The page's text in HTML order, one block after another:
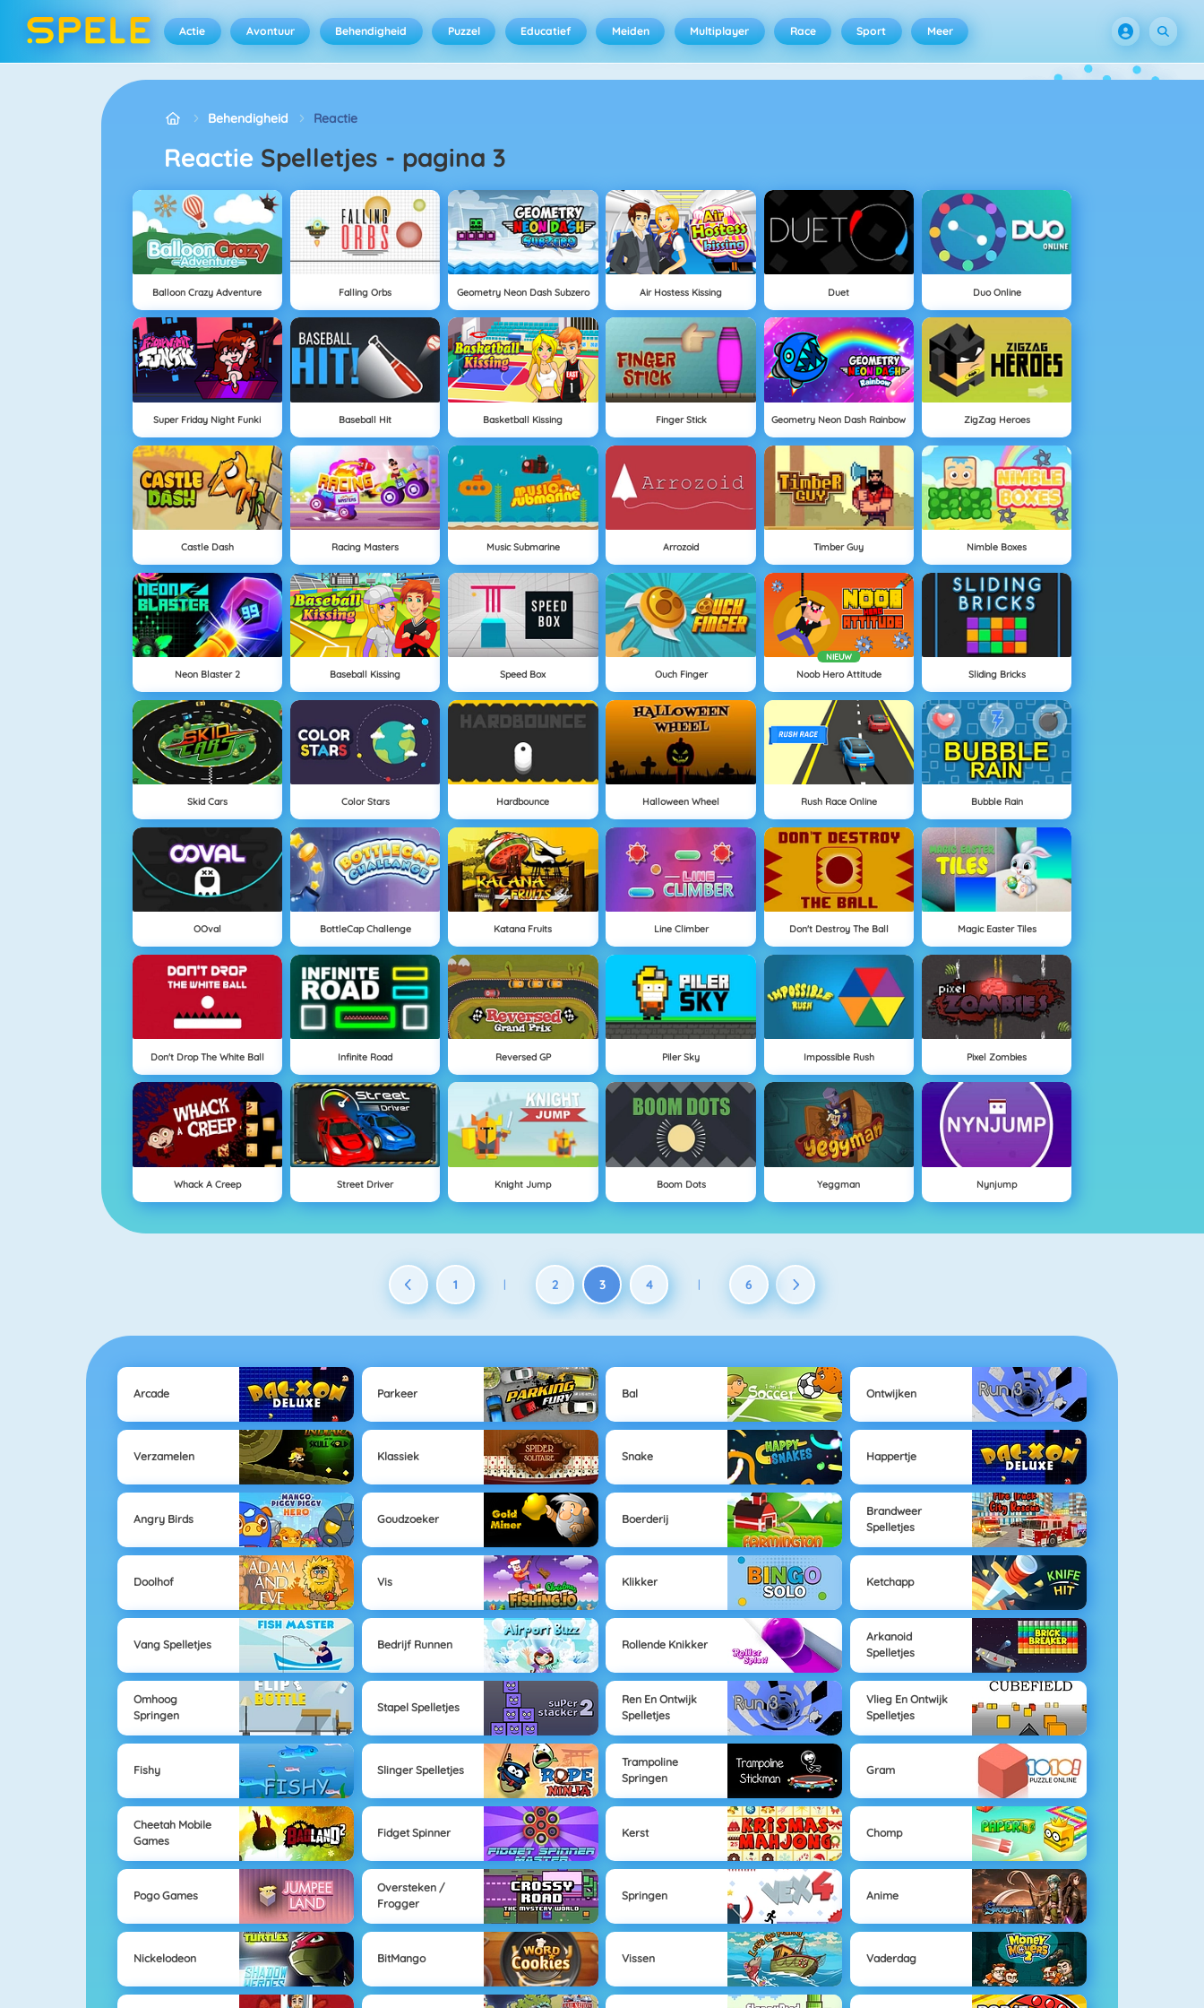
Actie Avontuur Behendigheid Puzzel Educatief Meiden Multiplayer Race Sport Meer
Behendigheid Reactie
Reactie Spelletjes pagina 3
Balloon Crazy Adventure Falling Orbs Geometry Neon Dash Subzero Air Hostess Kissing Duet Duo Online
Super Friday Night Funki Baseball Hit Basketball Kissing Finger Stick Geometry Neon Dash Rainbow ZigZag Heroes
Castle Dash Racing Masters Music Submarine Arrozoid Timber Guy Nimble Boxes
Neon Blaster 2 Baseball Kissing Speed Box Ouch Finger
NIEUW
Noob Hero Attitude Sliding Bricks
Skid Cars Color Stars Hardbounce Halloween Wheel Rush Race Online Bubble Rain
OOval BottleCap Challenge Katana Fruits Line Climber Don't Destroy The Ball Magic Easter Tiles
Don't Drop The White Ball Infinite Road Reversed GP Piler Sky Impossible Rush Pixel Zombies
Whack A Creep Street Driver Knight Jump Boom Dots Yeggman Nynjump
1 | 2 3 4 | 6
Arcade Parkeer Bal Ontwijken
Verzamelen Klassiek Snake Happertje
Angry Birds Goudzoeker Boerderij
Brandweer
Spelletjes
Doolhof Vis Klikker Ketchapp
Vang Spelletjes Bedrijf Runnen Rollende Knikker
Arkanoid
Spelletjes
Omhoog
Springen
Stapel Spelletjes
Ren En Ontwijk
Spelletjes
Vlieg En Ontwijk
Spelletjes
Fishy Slinger Spelletjes
Trampoline
Springen
Gram
Cheetah Mobile
Games
Fidget Spinner Kerst Chomp
Pogo Games
Oversteken /
Frogger
Springen Anime
Nickelodeon BitMango Vissen Vaderdag